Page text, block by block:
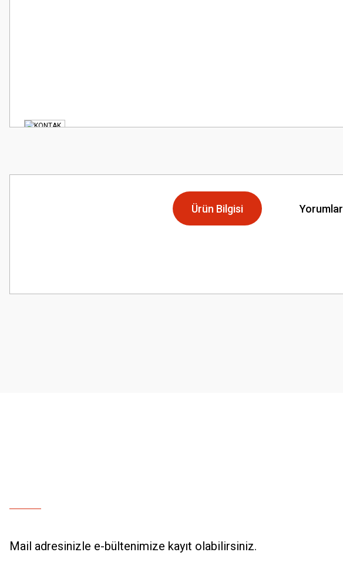
Ürün Bilgisi Yorumlar
Görüş ve önerileriniz için teşekkür ederiz.
Mail adresinizle e-bültenimize kayıt olabilirsiniz.